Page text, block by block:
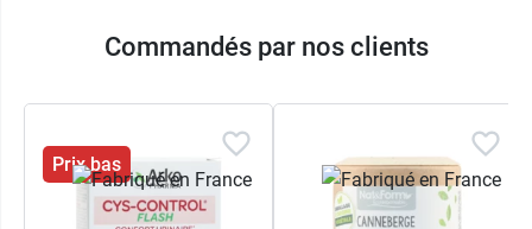
Commandés par nos clients
Prix bas